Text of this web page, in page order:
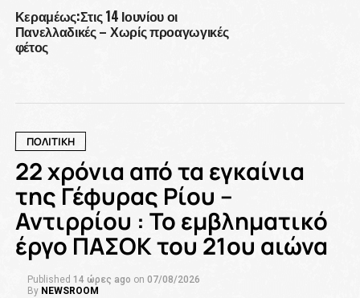
Κεραμέως:Στις 14 Ιουνίου οι
Πανελλαδικές – Χωρίς προαγωγικές
φέτος
ΠΟΛΙΤΙΚΗ
22 χρόνια από τα εγκαίνια
της Γέφυρας Ρίου –
Αντιρρίου : Το εμβληματικό
έργο ΠΑΣΟΚ του 21ου αιώνα
Published 14 ώρες ago on 07/08/2026
By NEWSROOM